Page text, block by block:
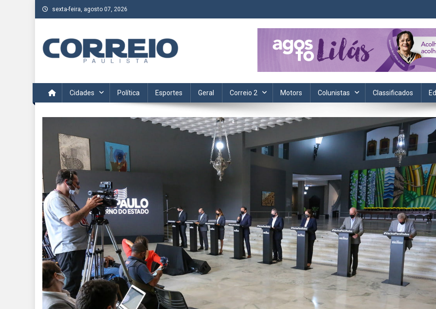
Skip
to
sexta-feira, agosto 07, 2026
Acompanhe as últimas notícias da região no Correio Paulista. Informação, política, saúde, economia, esportes e cotidiano.
Cidades Política Esportes Geral Correio 2 Motors Colunistas Classificados